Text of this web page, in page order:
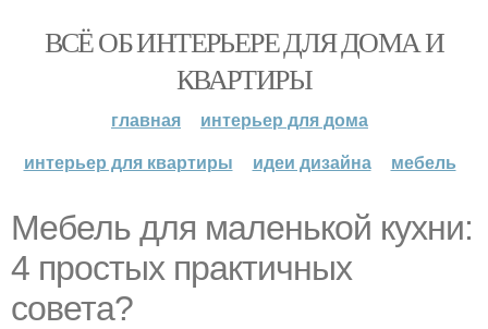
ВСЁ ОБ ИНТЕРЬЕРЕ ДЛЯ ДОМА И
КВАРТИРЫ
главная
интерьер для дома
интерьер для квартиры
идеи дизайна мебель
Мебель для маленькой кухни:
4 простых практичных
совета?